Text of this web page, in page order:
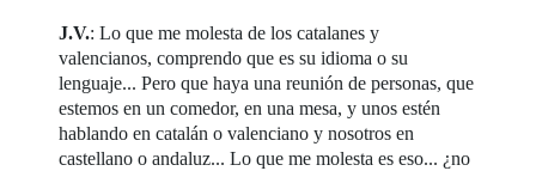
J.V.: Lo que me molesta de los catalanes y
valencianos, comprendo que es su idioma o su
lenguaje... Pero que haya una reunión de personas, que
estemos en un comedor, en una mesa, y unos estén
hablando en catalán o valenciano y nosotros en
castellano o andaluz... Lo que me molesta es eso... ¿no